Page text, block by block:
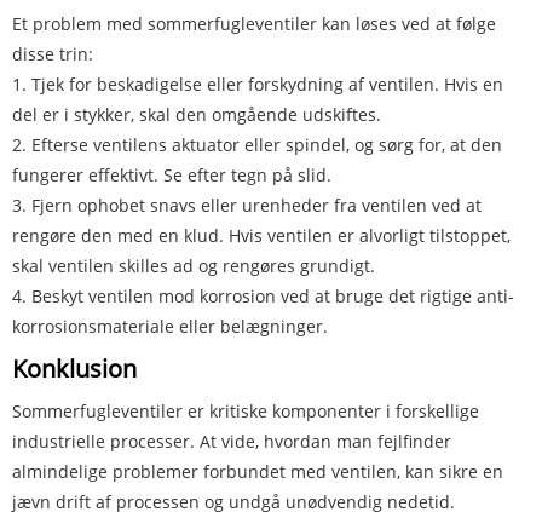
Et problem med sommerfugleventiler kan løses ved at følge
disse trin:
1. Tjek for beskadigelse eller forskydning af ventilen. Hvis en
del er i stykker, skal den omgående udskiftes.
2. Efterse ventilens aktuator eller spindel, og sørg for, at den
fungerer effektivt. Se efter tegn på slid.
3. Fjern ophobet snavs eller urenheder fra ventilen ved at
rengøre den med en klud. Hvis ventilen er alvorligt tilstoppet,
skal ventilen skilles ad og rengøres grundigt.
4. Beskyt ventilen mod korrosion ved at bruge det rigtige anti-
korrosionsmateriale eller belægninger.
Konklusion
Sommerfugleventiler er kritiske komponenter i forskellige
industrielle processer. At vide, hvordan man fejlfinder
almindelige problemer forbundet med ventilen, kan sikre en
jævn drift af processen og undgå unødvendig nedetid.